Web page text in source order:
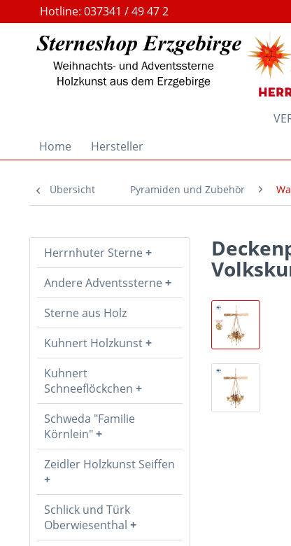
Hotline: 037341 / 49 47 2
Home
Hersteller
Übersicht Pyramiden und Zubehör
Herrnhuter Sterne
Andere Adventssterne
Sterne aus Holz
Kuhnert Holzkunst
Kuhnert
Schneeflöckchen
Schweda "Familie
Körnlein"
Zeidler Holzkunst Seiffen
Schlick und Türk
Oberwiesenthal